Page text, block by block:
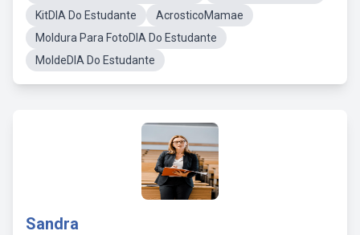
KitDIA Do Estudante
AcrosticoMamae
Moldura Para FotoDIA Do Estudante
MoldeDIA Do Estudante
Sandra